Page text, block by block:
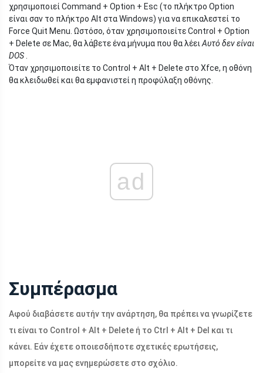
χρησιμοποιεί Command + Option + Esc (το πλήκτρο Option
είναι σαν το πλήκτρο Alt στα Windows) για να επικαλεστεί το
Force Quit Menu. Ωστόσο, όταν χρησιμοποιείτε Control + Option
+ Delete σε Mac, θα λάβετε ένα μήνυμα που θα λέει Αυτό δεν είναι
DOS
Όταν χρησιμοποιείτε το Control + Alt + Delete στο Xfce, η οθόνη
θα κλειδωθεί και θα εμφανιστεί η προφύλαξη οθόνης.
ad
Συμπέρασμα
Αφού διαβάσετε αυτήν την ανάρτηση, θα πρέπει να γνωρίζετε
τι είναι το Control + Alt + Delete ή το Ctrl + Alt + Del και τι
κάνει. Εάν έχετε οποιεσδήποτε σχετικές ερωτήσεις,
μπορείτε να μας ενημερώσετε στο σχόλιο.